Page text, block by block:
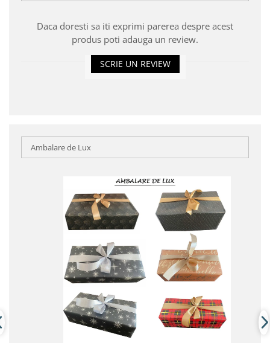
Daca doresti sa iti exprimi parerea despre acest
produs poti adauga un review.
SCRIE UN REVIEW
Ambalare de Lux